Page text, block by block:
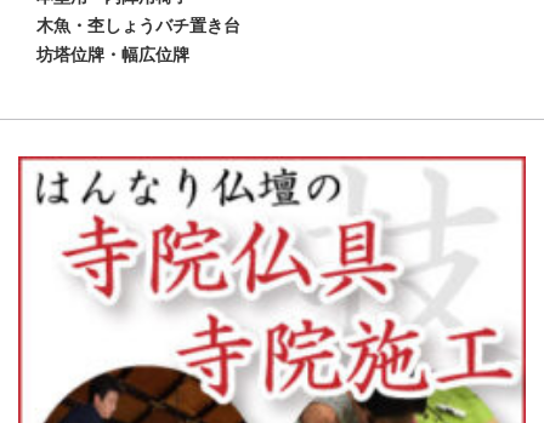
木魚・杢しょうバチ置き台
坊塔位牌・幅広位牌